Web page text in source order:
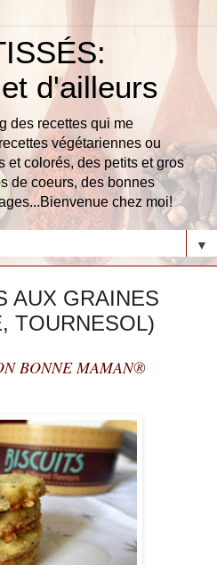
d'ailleurs
des recettes qui me
végétariennes ou
et colorés, des petits et gros
de coeurs, des bonnes
chez moi!
▼
AUX GRAINES
TOURNESOL)
BONNE MAMAN®